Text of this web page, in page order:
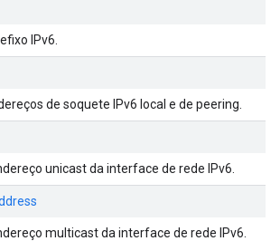
IPv6.
de soquete IPv6 local e de peering.
unicast da interface de rede IPv6.
multicast da interface de rede IPv6.